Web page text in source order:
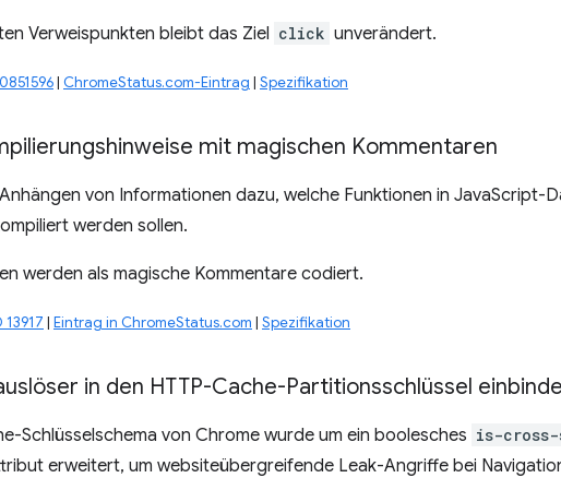
Verweispunkten bleibt das Ziel click unverändert.
| ChromeStatus.com-Eintrag | Spezifikation
mit magischen Kommentaren
von Informationen dazu, welche Funktionen in JavaScript-
werden sollen.
werden als magische Kommentare codiert.
| Eintrag in ChromeStatus.com | Spezifikation
in den HTTP-Cache-Partitionsschlüssel
Schlüsselschema von Chrome wurde um ein boolesches is-
erweitert, um websiteübergreifende Leak-Angriffe bei